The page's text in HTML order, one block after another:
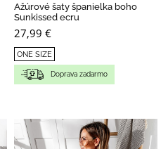
Ažúrové šaty španielka boho
Sunkissed ecru
27,99 €
ONE SIZE
Doprava zadarmo